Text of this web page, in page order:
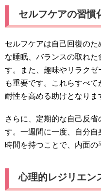
セルフケアの習慣
セルフケアは自己回復の
な睡眠、バランスの取れた
す。また、趣味やリラクゼ
も重要です。これらすべ
耐性を高める助けとなりま
さらに、定期的な自己反
す。一週間に一度、自分
時間を持つことで、内面の
心理的レジリエン